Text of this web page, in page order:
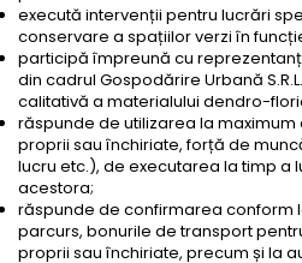
execută intervenții pentru lucrări
conservare a spațiilor verzi în
participă împreună cu
din cadrul Gospodărire Urbană
calitativă a materialului dendro-
răspunde de utilizarea la
proprii sau închiriate, forță de
lucru etc.), de executarea la timp a
acestora;
răspunde de confirmarea conform
parcurs, bonurile de transport
proprii sau închiriate, precum și la